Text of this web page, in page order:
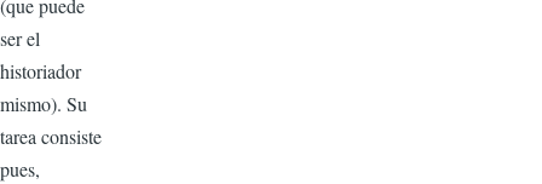
(que puede
ser el
historiador
mismo). Su
tarea consiste
pues,